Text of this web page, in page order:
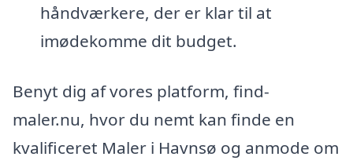
håndværkere, der er klar til at
imødekomme dit budget.
Benyt dig af vores platform, find-
maler.nu, hvor du nemt kan finde en
kvalificeret Maler i Havnsø og anmode om